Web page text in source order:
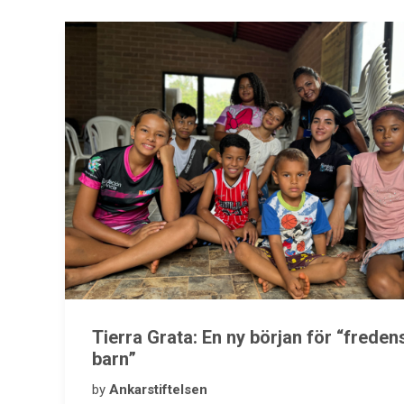
Tierra Grata: En ny början för
barn”
by Ankarstiftelsen